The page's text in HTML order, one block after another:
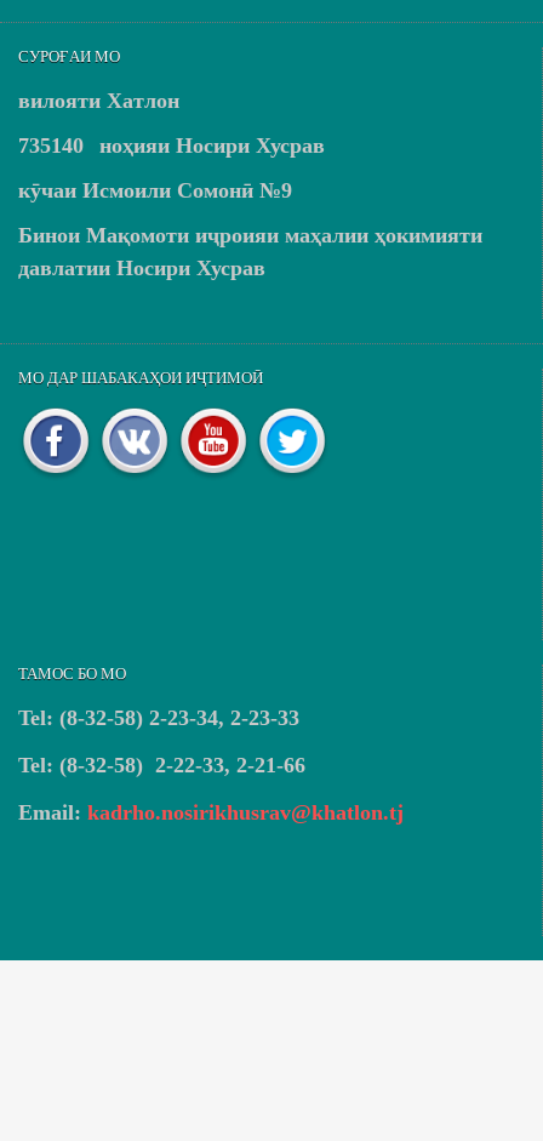
СУРОҒАИ МО
вилояти Хатлон
735140
ноҳияи Носири Хусрав
кӯчаи Исмоили Сомонӣ №9
Бинои Мақомоти иҷроияи маҳалии ҳокимияти
давлатии Носири Хусрав
МО ДАР ШАБАКАҲОИ ИҶТИМОӢ
ТАМОС БО МО
Tel: (8-32-58) 2-23-34, 2-23-33
Tel: (8-32-58) 2-22-33, 2-21-66
Email: kadrho.nosirikhusrav@khatlon.tj